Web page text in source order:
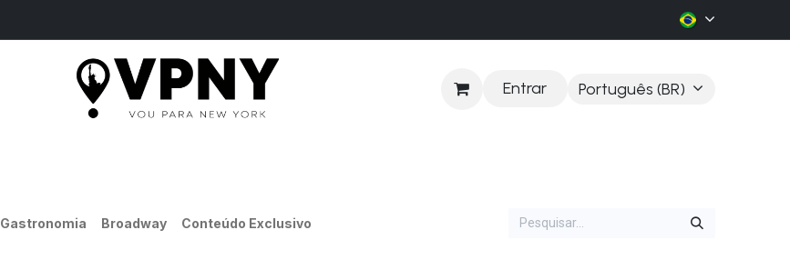
Entrar Português (BR)
Gastronomia Broadway Conteúdo Exclusivo